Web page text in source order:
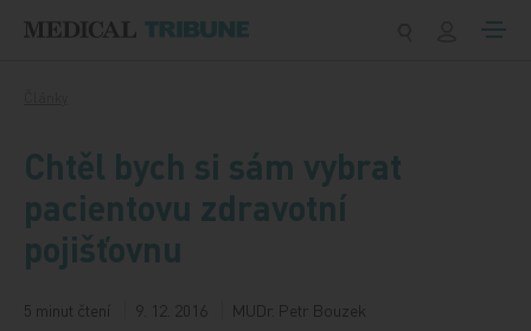
Chtěl bych si sám vybrat
pacientovu zdravotní
pojišťovnu
5 minut čtení 9. 12. 2016 MUDr. Petr Bouzek